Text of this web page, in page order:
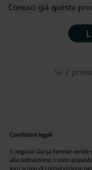
Conosci già questo
Sii il